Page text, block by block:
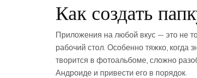
Как создать
Приложения на любой вкус — это не
рабочий стол. Особенно тяжко, когда
творится в фотоальбоме, сложно
Андроиде и привести его в порядок.